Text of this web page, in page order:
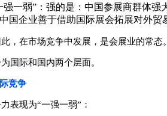
强一弱”：强的是：中国参展商群体
国企业善于借助国际展会拓展对外贸
，在市场竞争中发展，是会展业的常态。
国际和国内两个层面。
竞争
表现为“一强一弱”：